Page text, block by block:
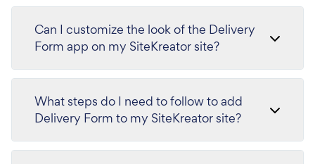
Can I customize the look of the Delivery
Form app on my SiteKreator site?
What steps do I need to follow to add
Delivery Form to my SiteKreator site?